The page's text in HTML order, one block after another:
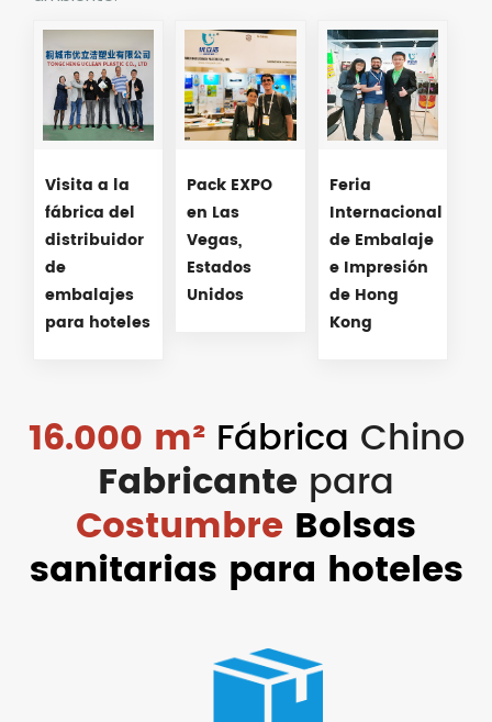
Visita a la
fábrica del
distribuidor
de
embalajes
para hoteles
Pack EXPO
en Las
Vegas,
Estados
Unidos
Feria
Internacional
de Embalaje
e Impresión
de Hong
Kong
16.000 m² Fábrica Chino
Fabricante para
Costumbre Bolsas
sanitarias para hoteles